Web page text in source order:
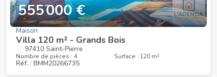
555 000 €
Maison
Villa 120 m² - Grands Bois
97410 Saint-Pierre
Nombre de pièces : 4 Surface : 120 m²
Réf. : BMM20266735